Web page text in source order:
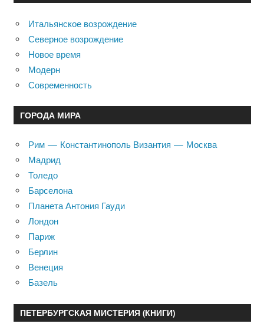
Итальянское возрождение
Северное возрождение
Новое время
Модерн
Современность
ГОРОДА МИРА
Рим — Константинополь Византия — Москва
Мадрид
Толедо
Барселона
Планета Антония Гауди
Лондон
Париж
Берлин
Венеция
Базель
ПЕТЕРБУРГСКАЯ МИСТЕРИЯ (КНИГИ)